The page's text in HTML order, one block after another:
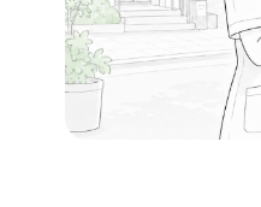
最寄り
診療科
地域
とり